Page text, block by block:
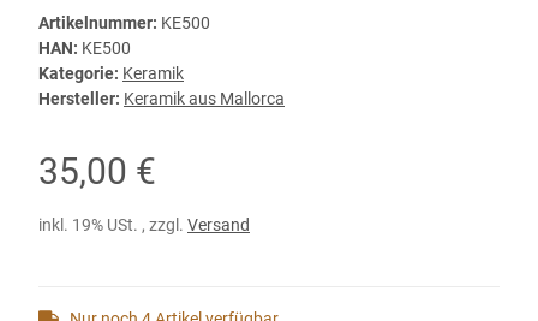
Artikelnummer: KE500
HAN: KE500
Kategorie: Keramik
Hersteller: Keramik aus Mallorca
35,00 €
inkl. 19% USt. , zzgl. Versand